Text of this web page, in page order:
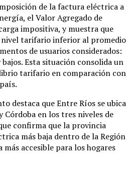
de la factura eléctrica a
el Valor Agregado de
impositiva, y muestra que
tarifario inferior al promedio
de usuarios considerados:
Esta situación consolida un
tarifario en comparación con
destaca que Entre Ríos se ubica
Córdoba en los tres niveles de
confirma que la provincia
más baja dentro de la Región
accesible para los hogares